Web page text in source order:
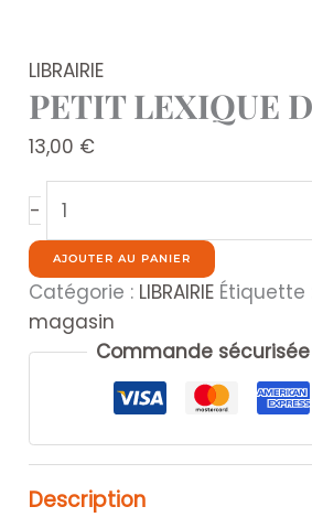
LIBRAIRIE
PETIT LEXIQUE
13,00 €
-
de
PETIT
LEXIQUE
DU
PETIT
AJOUTER AU PANIER
Catégorie : LIBRAIRIE Étiquette
magasin
Commande
Description